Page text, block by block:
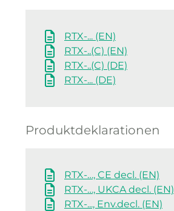
RTX-... (EN)
RTX-..(C) (EN)
RTX-..(C) (DE)
RTX-... (DE)
Produktdeklarationen
RTX-…, CE decl. (EN)
RTX-…, UKCA decl. (EN)
RTX-..., Env.decl. (EN)